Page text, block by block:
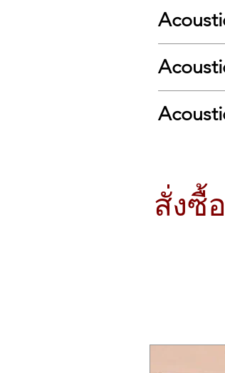
Back &
Neck :
Nut Width
Scale
Inlays :
Bridge :
Bridge Pin
สั่งซื้